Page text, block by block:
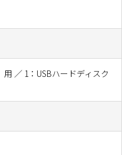
／ 1：USBハードディスク